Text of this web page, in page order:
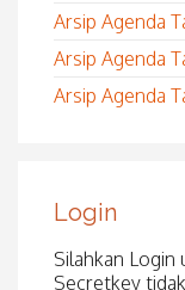
Arsip Agenda
Arsip Agenda
Arsip Agenda
Login
Silahkan
Secretkey